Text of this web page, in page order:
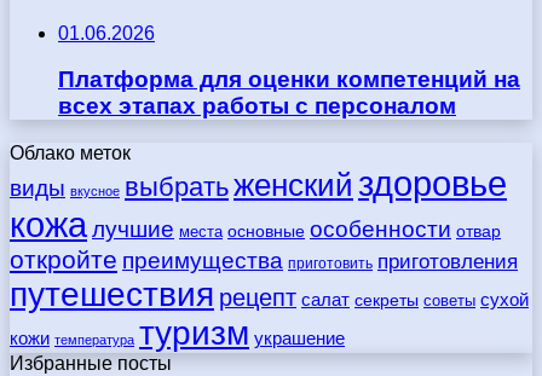
01.06.2026
Платформа для оценки компетенций на
всех этапах работы с персоналом
Облако меток
виды вкусное выбратьженский здоровье
кожалучшие места основные особенности отвар
откройте преимущества приготовить приготовления
путешествия рецепт салат секреты советы сухой
кожи температура туризм украшение
Избранные посты